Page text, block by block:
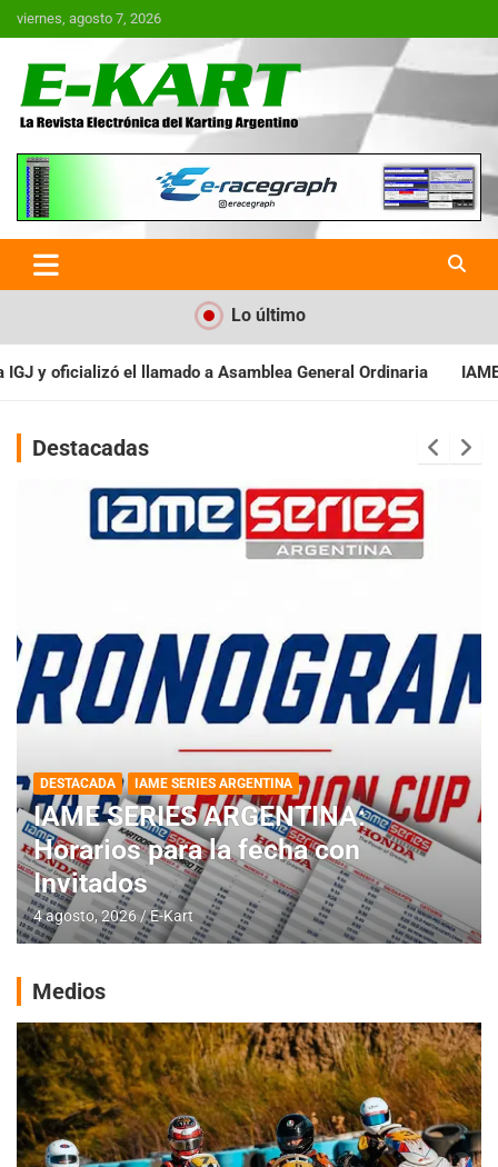
Saltar
al
viernes, agosto 7, 2026
E-Kart.com.ar | La Revista
Electrónica del Karting en
Argentina
Lo último
Ordinaria IAME SERIES ARGENTINA: Baradero recibe
Destacadas
DESTACADA IAME SERIES ARGENTINA
IAME SERIES ARGENTINA:
Horarios para la fecha con
Invitados
4 agosto, 2026 E-Kart
Medios